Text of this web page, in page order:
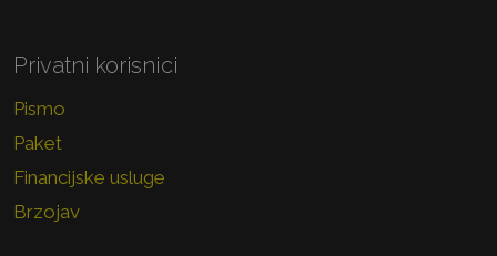
Privatni korisnici
Pismo
Paket
Financijske usluge
Brzojav